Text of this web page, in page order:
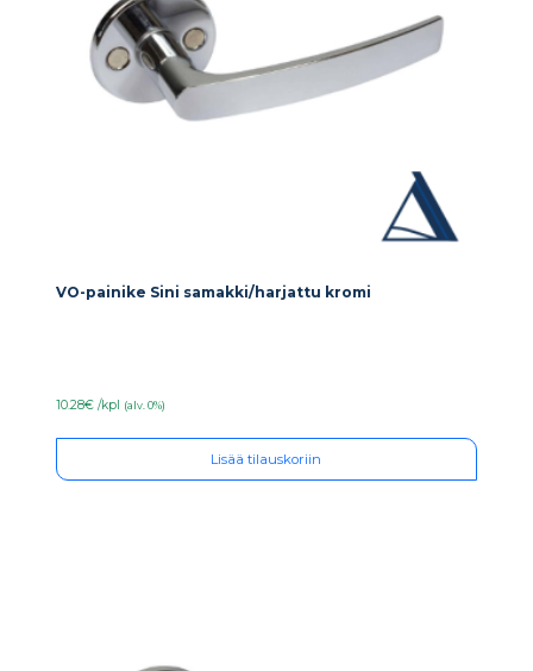
VO-painike Sini samakki/harjattu kromi
10.28€ /kpl (alv. 0%)
Lisää tilauskoriin